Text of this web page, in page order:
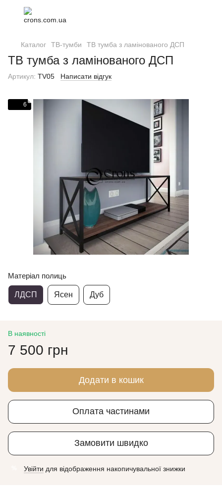
Каталог ТВ-тумби ТВ тумба з ламінованого ДСП
ТВ тумба з ламінованого ДСП
Артикул: TV05 Написати відгук
6
Матеріал полиць
ЛДСП Ясен Дуб
В наявності
7 500 грн
Додати в кошик
Оплата частинами
Замовити швидко
Увійти для відображення накопичувальної знижки